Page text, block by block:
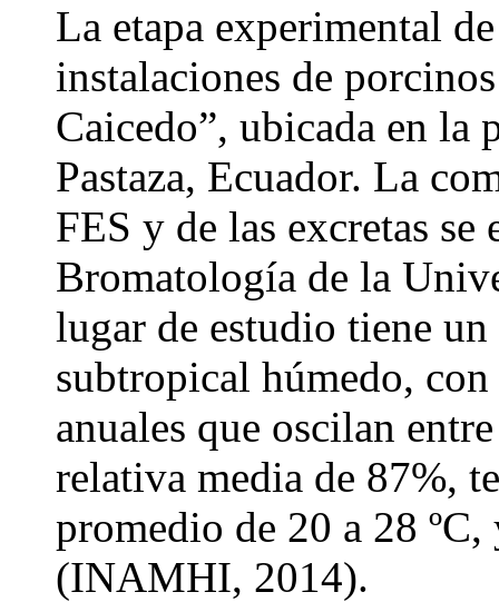
La etapa experimental
instalaciones de
Caicedo”, ubicada en la
Pastaza, Ecuador. La
FES y de las excretas
Bromatología de la
lugar de estudio tiene
subtropical húmedo,
anuales que oscilan
relativa media de 87%,
promedio de 20 a 28
(INAMHI, 2014).